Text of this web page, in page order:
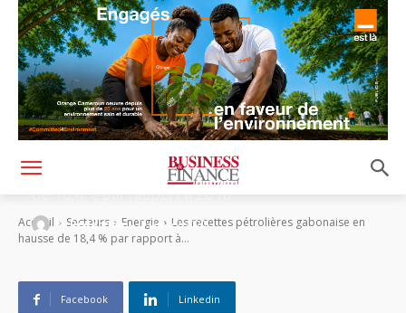
Accueil Secteurs Energie
Les recettes pétrolières gabonaise en
hausse de 18,4 % par rapport à...
Les recettes pétrolières gabonaise en hausse
de 18,4 % par rapport à 2018
By Rédaction - 3 janvier 2020
Facebook Linkedin